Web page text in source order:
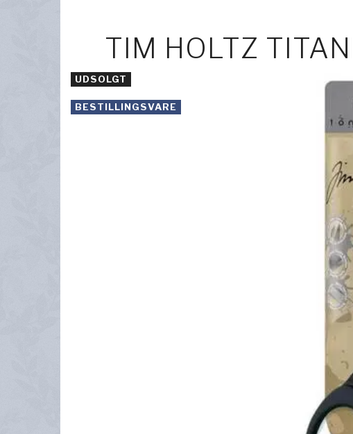
TIM HOLTZ
UDSOLGT
BESTILLINGSVARE